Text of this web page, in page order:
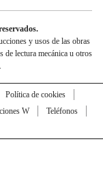
y usos de las obras
de lectura mecánica u otros
Política de cookies
W
Teléfonos